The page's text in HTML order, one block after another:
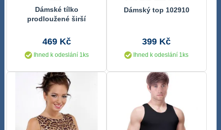
Dámské tílko
prodloužené širší
469 Kč
Ihned k odeslání 1ks
Dámský top 102910
399 Kč
Ihned k odeslání 1ks